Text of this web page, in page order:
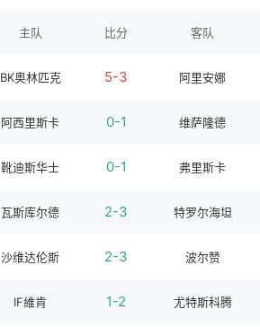
主队 比分 客队
BK奥林匹克 5-3 阿里安娜
阿西里斯卡 0-1 维萨隆德
靴迪斯华士 0-1 弗里斯卡
瓦斯库尔德 2-3 特罗尔海坦
沙维达伦斯 2-3 波尔赞
IF維肯 1-2 尤特斯科腾